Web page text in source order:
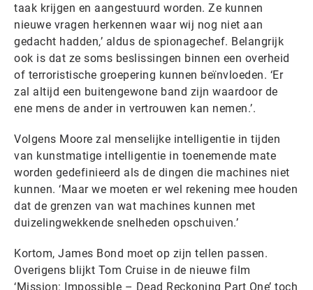
taak krijgen en aangestuurd worden. Ze kunnen
nieuwe vragen herkennen waar wij nog niet aan
gedacht hadden,’ aldus de spionagechef. Belangrijk
ook is dat ze soms beslissingen binnen een overheid
of terroristische groepering kunnen beïnvloeden. ‘Er
zal altijd een buitengewone band zijn waardoor de
ene mens de ander in vertrouwen kan nemen.’.
Volgens Moore zal menselijke intelligentie in tijden
van kunstmatige intelligentie in toenemende mate
worden gedefinieerd als de dingen die machines niet
kunnen. ‘Maar we moeten er wel rekening mee houden
dat de grenzen van wat machines kunnen met
duizelingwekkende snelheden opschuiven.’
Kortom, James Bond moet op zijn tellen passen.
Overigens blijkt Tom Cruise in de nieuwe film
‘Mission: Impossible – Dead Reckoning Part One’ toch